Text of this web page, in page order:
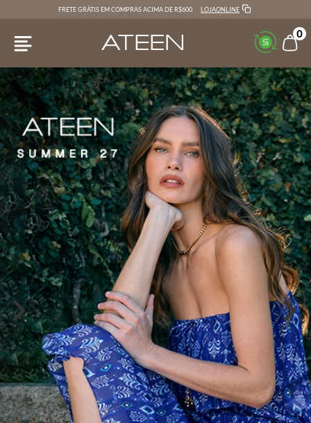
FRETE GRÁTIS EM COMPRAS ACIMA DE R$600 LOJAONLINE
0